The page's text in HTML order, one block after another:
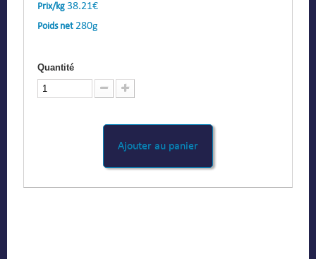
Prix/kg 38.21€
Poids net 280g
Quantité
Ajouter au panier